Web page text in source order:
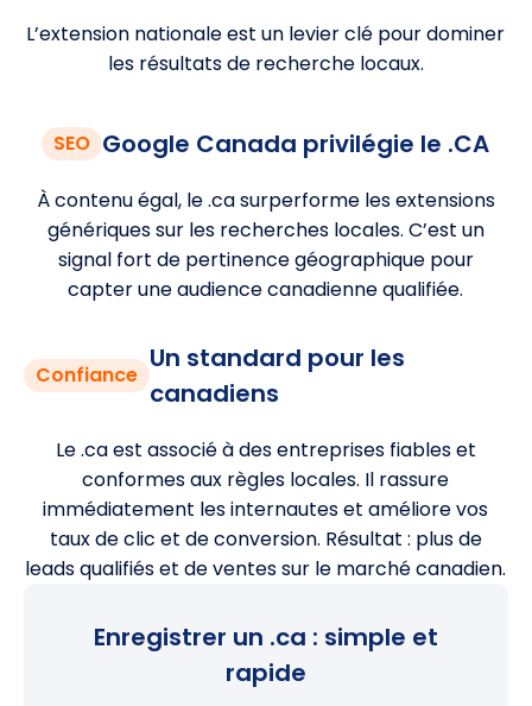
L’extension nationale est un levier clé pour dominer
les résultats de recherche locaux.
SEO Google Canada privilégie le .CA
À contenu égal, le .ca surperforme les extensions
génériques sur les recherches locales. C’est un
signal fort de pertinence géographique pour
capter une audience canadienne qualifiée.
Confiance
Un standard pour les
canadiens
Le .ca est associé à des entreprises fiables et
conformes aux règles locales. Il rassure
immédiatement les internautes et améliore vos
taux de clic et de conversion. Résultat : plus de
leads qualifiés et de ventes sur le marché canadien.
Enregistrer un .ca : simple et
rapide